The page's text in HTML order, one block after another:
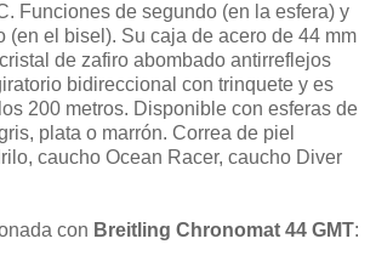
Funciones de segundo (en la esfera) y
(en el bisel). Su caja de acero de 44 mm
de zafiro abombado antirreflejos
bidireccional con trinquete y es
200 metros. Disponible con esferas de
plata o marrón. Correa de piel
caucho Ocean Racer, caucho Diver
con Breitling Chronomat 44 GMT: